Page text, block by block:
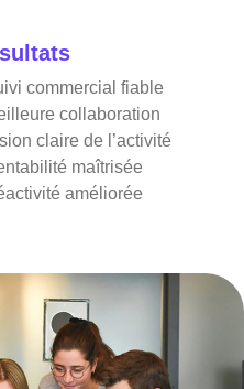
commercial fiable
collaboration
claire de l’activité
maîtrisée
améliorée